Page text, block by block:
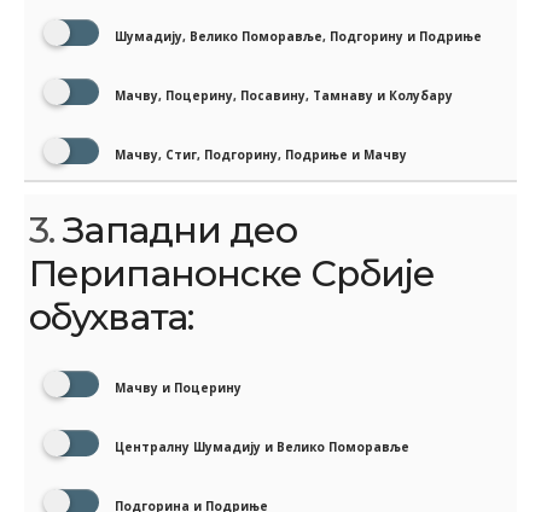
Шумадију, Велико Поморавље, Подгорину и Подриње
Мачву, Поцерину, Посавину, Тамнаву и Колубару
Мачву, Стиг, Подгорину, Подриње и Мачву
3.Западни део
Перипанонске Србије
обухвата:
Мачву и Поцерину
Централну Шумадију и Велико Поморавље
Подгорина и Подриње